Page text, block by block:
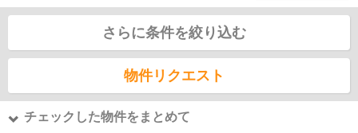
さらに条件を絞り込む
物件リクエスト
チェックした物件をまとめて